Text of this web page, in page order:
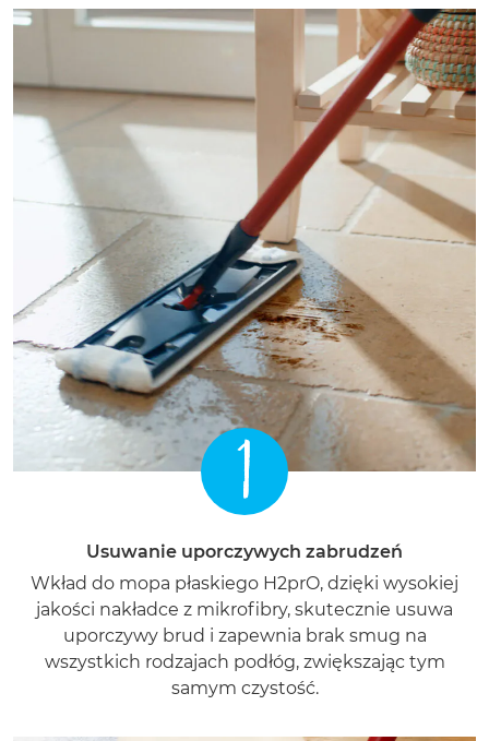
1
Usuwanie uporczywych zabrudzeń
Wkład do mopa płaskiego H2prO, dzięki wysokiej
jakości nakładce z mikrofibry, skutecznie usuwa
uporczywy brud i zapewnia brak smug na
wszystkich rodzajach podłóg, zwiększając tym
samym czystość.